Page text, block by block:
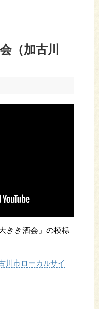
（加古川
きき酒会」の模様
川市ローカルサイ